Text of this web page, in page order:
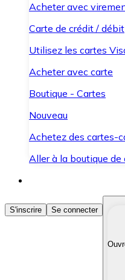
Acheter avec
Carte de crédit / débit
Utilisez les cartes
Acheter avec carte
Boutique - Cartes
Nouveau
Achetez des cartes-
Aller à la boutique de
Acheter des
Achetez les
Convertissez vos
S'inscrire Se connecter